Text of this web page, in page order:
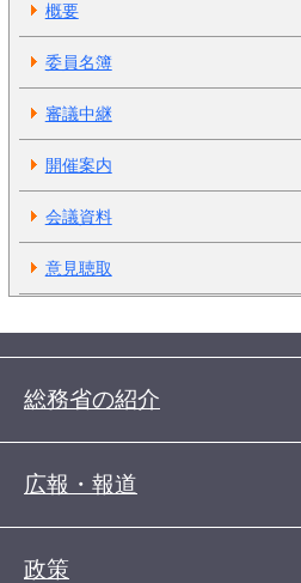
概要
委員名簿
審議中継
開催案内
会議資料
意見聴取
総務省の紹介
広報・報道
政策